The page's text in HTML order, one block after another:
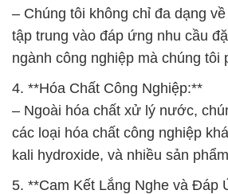
– Chúng tôi không chỉ đa dạng
tập trung vào đáp ứng nhu cầu
ngành công nghiệp mà chúng tôi
4. **Hóa Chất Công Nghiệp:**
– Ngoài hóa chất xử lý nước,
các loại hóa chất công nghiệp
kali hydroxide, và nhiều sản
5. **Cam Kết Lắng Nghe và Đáp